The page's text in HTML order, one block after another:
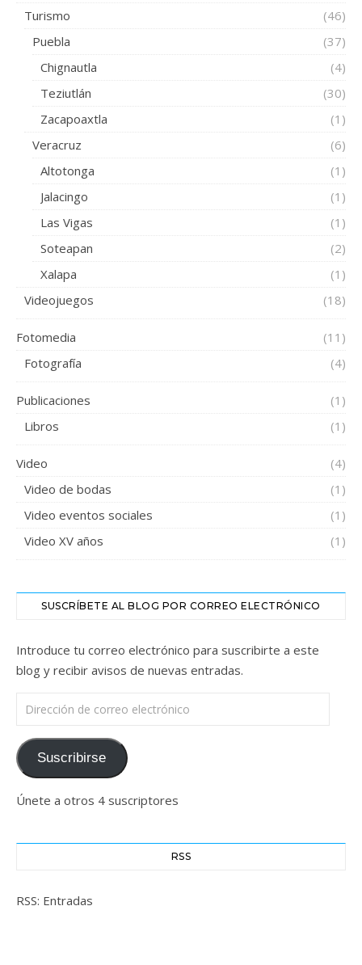
Turismo
(46)
Puebla
(37)
Chignautla
(4)
Teziutlán
(30)
Zacapoaxtla
(1)
Veracruz
(6)
Altotonga
(1)
Jalacingo
(1)
Las Vigas
(1)
Soteapan
(2)
Xalapa
(1)
Videojuegos
(18)
Fotomedia
(11)
Fotografía
(4)
Publicaciones
(1)
Libros
(1)
Video
(4)
Video de bodas
(1)
Video eventos sociales
(1)
Video XV años
(1)
SUSCRÍBETE AL BLOG POR CORREO ELECTRÓNICO
Introduce tu correo electrónico para suscribirte a este
blog y recibir avisos de nuevas entradas.
Dirección de correo electrónico
Suscribirse
Únete a otros 4 suscriptores
RSS
RSS: Entradas